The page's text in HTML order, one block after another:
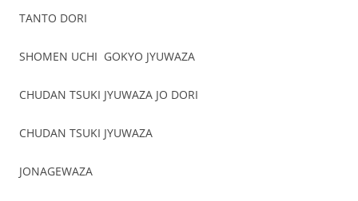
TANTO DORI
SHOMEN UCHI GOKYO JYUWAZA
CHUDAN TSUKI JYUWAZA JO DORI
CHUDAN TSUKI JYUWAZA
JONAGEWAZA